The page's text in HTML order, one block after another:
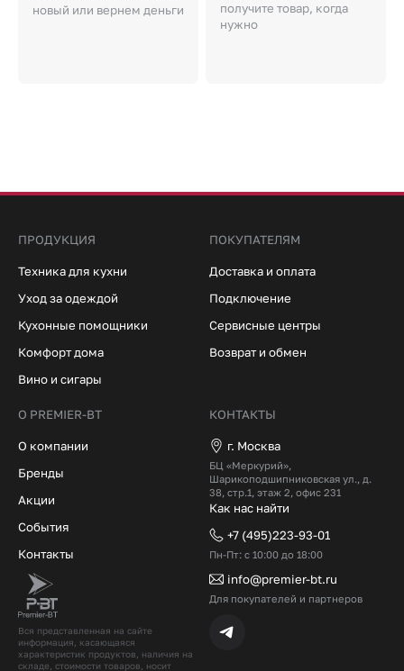
новый или вернем деньги
получите товар, когда
нужно
Вся представленная на сайте
информация, касающаяся
характеристик продуктов, наличия на
складе, стоимости товаров, носит
ПРОДУКЦИЯ
Техника для кухни
Уход за одеждой
Кухонные помощники
Комфорт дома
Вино и сигары
ПОКУПАТЕЛЯМ
Доставка и оплата
Подключение
Сервисные центры
Возврат и обмен
О PREMIER-BT
О компании
Бренды
Акции
События
Контакты
КОНТАКТЫ
г. Москва
БЦ «Меркурий»,
Шарикоподшипниковская ул., д.
38, стр.1, этаж 2, офис 231
Как нас найти
+7 (495)223-93-01
Пн-Пт: с 10:00 до 18:00
info@premier-bt.ru
Для покупателей и партнеров